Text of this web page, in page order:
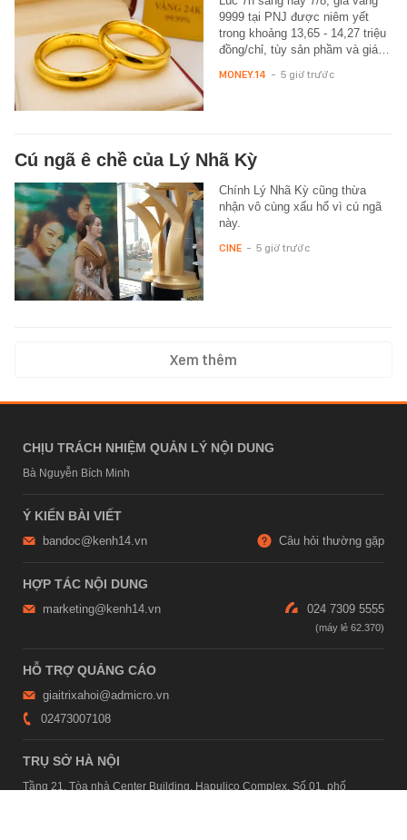
9999 tại PNJ được niêm yết
trong khoảng 13,65 - 14,27 triệu
đồng/chỉ, tùy sản phầm và giá…
MONEY.14 - 5 giờ trước
Cú ngã ê chề của Lý Nhã Kỳ
Chính Lý Nhã Kỳ cũng thừa
nhận vô cùng xấu hổ vì cú ngã
này.
CINE - 5 giờ trước
Xem thêm
CHỊU TRÁCH NHIỆM QUẢN LÝ NỘI DUNG
Bà Nguyễn Bích Minh
Ý KIẾN BÀI VIẾT
bandoc@kenh14.vn Câu hỏi thường gặp
HỢP TÁC NỘI DUNG
marketing@kenh14.vn 024 7309 5555
HỖ TRỢ QUẢNG CÁO
giaitrixahoi@admicro.vn
02473007108
TRỤ SỞ HÀ NỘI
Tầng 21, Tòa nhà Center Building, Hapulico Complex, Số 01, phố